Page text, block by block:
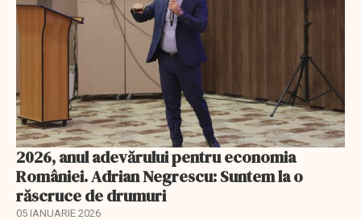
2026, anul adevărului pentru economia
României. Adrian Negrescu: Suntem la o
răscruce de drumuri
05 IANUARIE 2026